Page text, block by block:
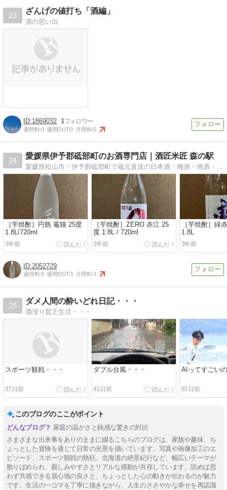
23
ざんげの値打ち「酒編」
酒の思い出
1869032 1
週間IN:0 週間OUT:0 月間IN:5
24
愛媛県伊予郡砥部町のお酒専門店｜酒匠米匠 森の駅
愛媛県松山市・伊予郡砥部町で蔵元直送の日本酒・梅酒・地酒・焼酎を販売しているお酒屋さんです。品揃えはもちろんの事、安いだけでなく他では手に入らない人気の銘酒など様々なお酒を取り扱っております。贈答品にも喜ばれる量り売り梅酒も好評販売中です。
［芋焼酎］円熟 竈猫 25度
1.8L/720ml
3年前
［芋焼酎］ZERO 赤江 25
度 1.8L / 720ml
3年前
［芋焼酎］緑
1.8L
3年前
2052729
週間IN:0 週間OUT:3 月間IN:3
25
ダメ人間の酔いどれ日記・・・
酒浸り貧乏生活・・・
スポーツ観戦・・・
37日前
ダブル台風・・・
41日前
AIってすごい
81日前
このブログのここがポイント
家庭の温かさと鈍感な驚きの対比
さまざまな出来事をありのままに綴るこちらのブログは、家族や趣味、ち
ょっとした冒険を通じて日常の光景を描いています。写真や画像加工のエ
ピソード、スポーツ観戦の熱狂、北海道の絶景紀行など、幅広いテーマが
散りばめられ、親しみやすさとリアルな感動が共存しています。読めば思
わず共感できる居心地の良さと、ちょっとした心の動きが伝わるのが魅力
です。生活の一コマを丁寧に描きながら、人生のささやかな幸せを再認識